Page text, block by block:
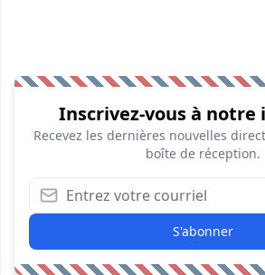
Inscrivez-vous à
Recevez les dernières nouvelles
boîte de réception.
S'abonner